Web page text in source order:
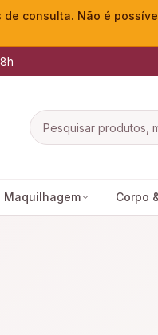
de consulta. Não é
Maquilhagem Corpo